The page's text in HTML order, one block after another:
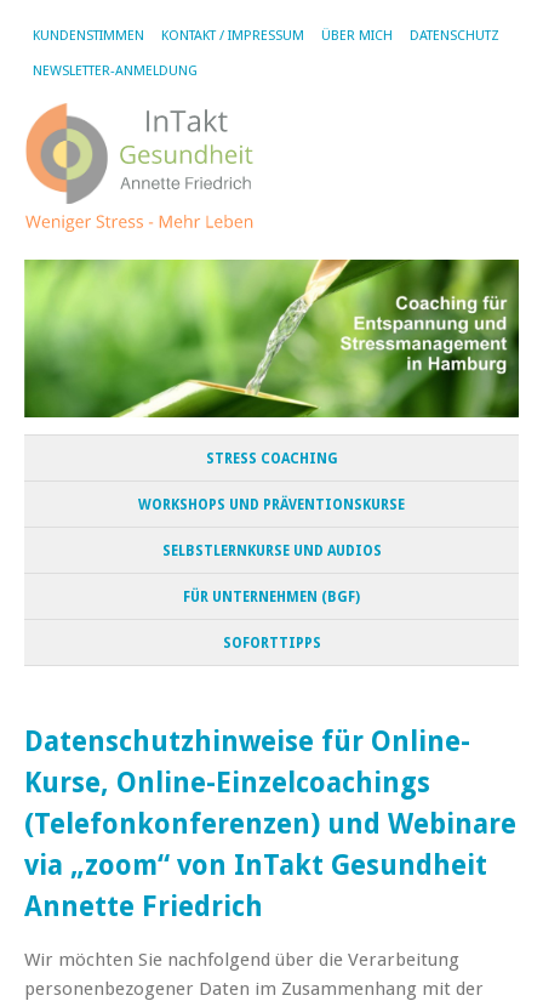
KUNDENSTIMMEN KONTAKT / IMPRESSUM ÜBER MICH DATENSCHUTZ
NEWSLETTER-ANMELDUNG
STRESS COACHING
WORKSHOPS UND PRÄVENTIONSKURSE
SELBSTLERNKURSE UND AUDIOS
FÜR UNTERNEHMEN (BGF)
SOFORTTIPPS
Datenschutzhinweise für Online-
Kurse, Online-Einzelcoachings
(Telefonkonferenzen) und Webinare
via „zoom“ von InTakt Gesundheit
Annette Friedrich
Wir möchten Sie nachfolgend über die Verarbeitung
personenbezogener Daten im Zusammenhang mit der